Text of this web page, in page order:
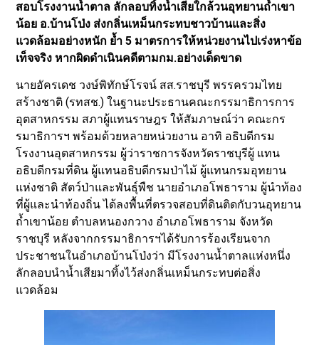
สอบโรงงานน้ำตาล ลักลอบทิ้งน้ำเสียใกล้วนอุทยานถ้ำเขา
น้อย อ.บ้านโป่ง ส่งกลิ่นเหม็นกระทบชาวบ้านและสิ่ง
แวดล้อมอย่างหนัก ย้ำ 5 มาตรการให้หน่วยงานไปเร่งหาข้อ
เท็จจริง หากผิดดำเนินคดีตามกม.อย่างเด็ดขาด
นายอัครเดช วงษ์พิทักษ์โรจน์ สส.ราชบุรี พรรครวมไทย
สร้างชาติ (รทสช.) ในฐานะประธานคณะกรรมาธิการการ
อุตสาหกรรม สภาผู้แทนราษฎร ให้สัมภาษณ์ว่า คณะกร
รมาธิการฯ พร้อมด้วยหลายหน่วยงาน อาทิ อธิบดีกรม
โรงงานอุตสาหกรรม ผู้ว่าราชการจังหวัดราชบุรีผู้ แทน
อธิบดีกรมที่ดิน ผู้แทนอธิบดีกรมป่าไม้ ผู้แทนกรมอุทยาน
แห่งชาติ สัตว์ป่าและพันธุ์พืช นายอำเภอโพธาราม ผู้นำท้อง
ที่ผู้และนำท้องถิ่น ได้ลงพื้นที่ตรวจสอบที่ดินติดกับวนอุทยาน
ถ้ำเขาน้อย ตำบลหนองกวาง อำเภอโพธาราม จังหวัด
ราชบุรี หลังจากกรรมาธิการฯได้รับการร้องเรียนจาก
ประชาชนในอำเภอบ้านโป่งว่า มีโรงงานน้ำตาลแห่งหนึ่ง
ลักลอบนำน้ำเสียมาทิ้งไว้ส่งกลิ่นเหม็นกระทบต่อสิ่ง
แวดล้อม